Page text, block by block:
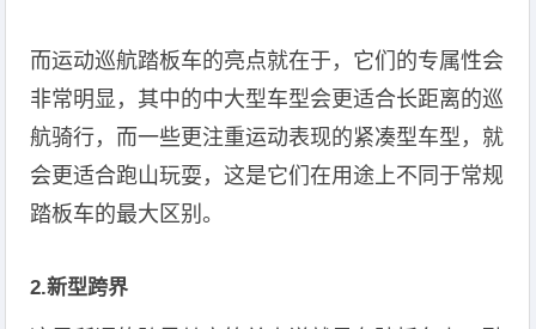
而运动巡航踏板车的亮点就在于，它们的专属性会
非常明显，其中的中大型车型会更适合长距离的巡
航骑行，而一些更注重运动表现的紧凑型车型，就
会更适合跑山玩耍，这是它们在用途上不同于常规
踏板车的最大区别。
2.新型跨界